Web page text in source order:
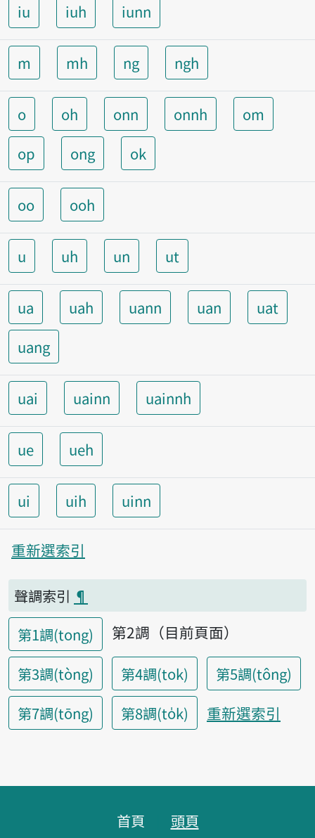
iu iuh iunn
m mh ng ngh
o oh onn onnh
om
op
ong ok
oo ooh
u uh un ut
ua uah uann uan
uat
uang
uai uainn uainnh
ue ueh
ui uih uinn
重新選索引
聲調索引 ¶
第1調(tong)
第2調（目前頁面）
第3調(tòng)
第4調(tok)
第5調(tông)
第7調(tōng)
第8調(to̍k) 重新選索引
首頁 頭頁